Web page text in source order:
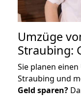
Umzüge
Straubing:
Sie planen
Straubing und
Geld sparen?